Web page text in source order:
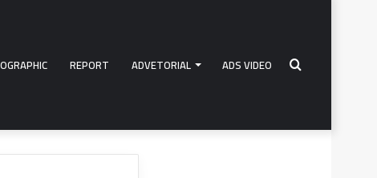
REPORT ADVETORIAL ADS VIDEO Search